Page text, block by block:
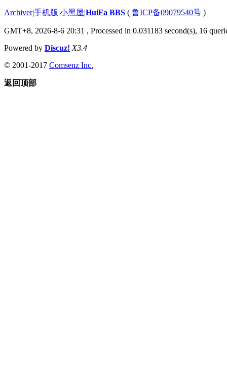
Archiver|手机版|小黑屋|HuiFa BBS ( 鲁ICP备09079540号 )
GMT+8, 2026-8-6 20:31 , Processed in 0.031183 second(s), 16
Powered by Discuz! X3.4
© 2001-2017 Comsenz Inc.
返回顶部